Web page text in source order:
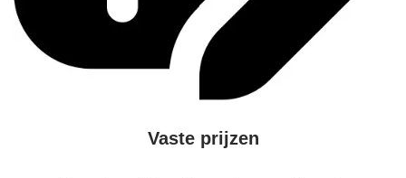
Vaste prijzen